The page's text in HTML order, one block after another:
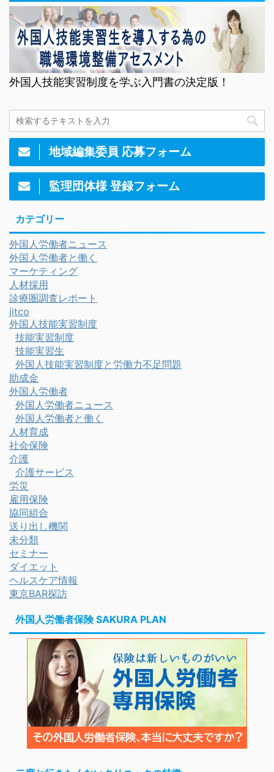
外国人技能実習制度を学ぶ入門書の決定版！
地域編集委員 応募フォーム
監理団体様 登録フォーム
カテゴリー
外国人労働者ニュース
外国人労働者と働く
マーケティング
人材採用
診療圏調査レポート
jitco
外国人技能実習制度
技能実習制度
技能実習生
外国人技能実習制度と労働力不足問題
助成金
外国人労働者
外国人労働者ニュース
外国人労働者と働く
人材育成
社会保険
介護
介護サービス
労災
雇用保険
協同組合
送り出し機関
未分類
セミナー
ダイエット
ヘルスケア情報
東京BAR探訪
外国人労働者保険 SAKURA PLAN